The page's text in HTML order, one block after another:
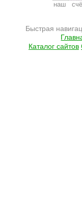
наш
Быстрая
Каталог сайтов